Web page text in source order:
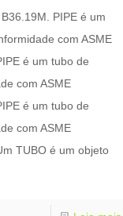
PIPE é um
com ASME
é um tubo de
com ASME
é um tubo de
com ASME
TUBO é um objeto